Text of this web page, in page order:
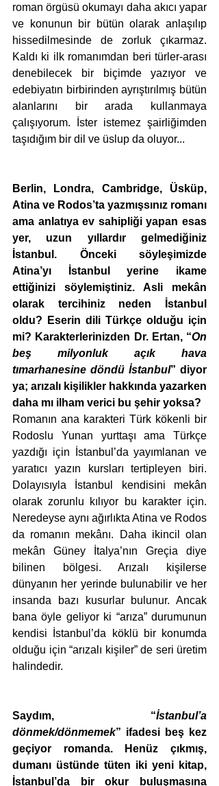
roman örgüsü okumayı daha akıcı yapar
ve konunun bir bütün olarak anlaşılıp
hissedilmesinde de zorluk çıkarmaz.
Kaldı ki ilk romanımdan beri türler-arası
denebilecek bir biçimde yazıyor ve
edebiyatın birbirinden ayrıştırılmış bütün
alanlarını bir arada kullanmaya
çalışıyorum. İster istemez şairliğimden
taşıdığım bir dil ve üslup da oluyor...
Berlin, Londra, Cambridge, Üsküp,
Atina ve Rodos’ta yazmışsınız romanı
ama anlatıya ev sahipliği yapan esas
yer, uzun yıllardır gelmediğiniz
İstanbul. Önceki söyleşimizde
Atina’yı İstanbul yerine ikame
ettiğinizi söylemiştiniz. Asli mekân
olarak tercihiniz neden İstanbul
oldu? Eserin dili Türkçe olduğu için
mi? Karakterlerinizden Dr. Ertan, “On
beş milyonluk açık hava
tımarhanesine döndü İstanbul” diyor
ya; arızalı kişilikler hakkında yazarken
daha mı ilham verici bu şehir yoksa?
Romanın ana karakteri Türk kökenli bir
Rodoslu Yunan yurttaşı ama Türkçe
yazdığı için İstanbul’da yayımlanan ve
yaratıcı yazın kursları tertipleyen biri.
Dolayısıyla İstanbul kendisini mekân
olarak zorunlu kılıyor bu karakter için.
Neredeyse aynı ağırlıkta Atina ve Rodos
da romanın mekânı. Daha ikincil olan
mekân Güney İtalya’nın Greçia diye
bilinen bölgesi. Arızalı kişilerse
dünyanın her yerinde bulunabilir ve her
insanda bazı kusurlar bulunur. Ancak
bana öyle geliyor ki “arıza” durumunun
kendisi İstanbul’da köklü bir konumda
olduğu için “arızalı kişiler” de seri üretim
halindedir.
Saydım, “İstanbul’a
dönmek/dönmemek” ifadesi beş kez
geçiyor romanda. Henüz çıkmış,
dumanı üstünde tüten iki yeni kitap,
İstanbul’da bir okur buluşmasına